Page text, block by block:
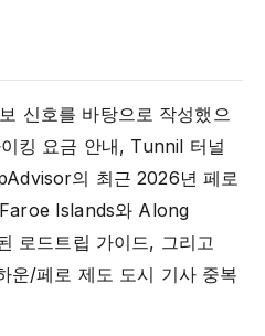
신호를 바탕으로 작성했으
킹 요금 안내, Tunnil 터널
의 최근 2026년 페로
Islands와 Along
로드트립 가이드, 그리고
운/페로 제도 도시 기사 중복